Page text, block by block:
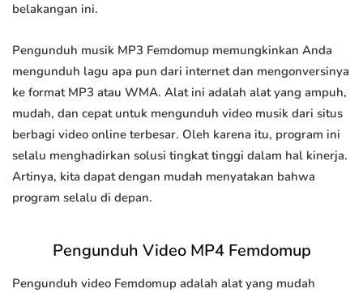
belakangan ini.
Pengunduh musik MP3 Femdomup memungkinkan Anda
mengunduh lagu apa pun dari internet dan mengonversinya
ke format MP3 atau WMA. Alat ini adalah alat yang ampuh,
mudah, dan cepat untuk mengunduh video musik dari situs
berbagi video online terbesar. Oleh karena itu, program ini
selalu menghadirkan solusi tingkat tinggi dalam hal kinerja.
Artinya, kita dapat dengan mudah menyatakan bahwa
program selalu di depan.
Pengunduh Video MP4 Femdomup
Pengunduh video Femdomup adalah alat yang mudah